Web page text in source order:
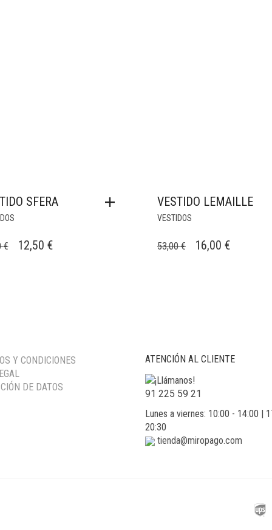
SFERA
€
EL
12,50 €EL
VESTIDO LEMAILLE
VESTIDOS
53,00€
EL
16,00 €EL
Y CONDICIONES
DE DATOS
ATENCIÓN AL CLIENTE
91 225 59 21
Lunes a viernes: 10:00 - 14:00 |
20:30
tienda@miropago.com